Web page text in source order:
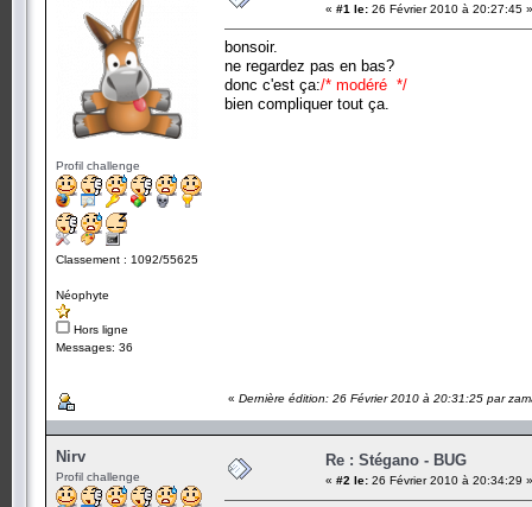
Profil challenge
Classement : 1092/55625
Néophyte
Hors ligne
Messages: 36
« #1 le: 26 Février 2010 à 20:27:45 »
bonsoir.
ne regardez pas en bas?
donc c'est ça:/* modéré */
bien compliquer tout ça.
« Dernière édition: 26 Février 2010 à 20:31:25 par
Nirv
Profil challenge
Re : Stégano - BUG
« #2 le: 26 Février 2010 à 20:34:29 »